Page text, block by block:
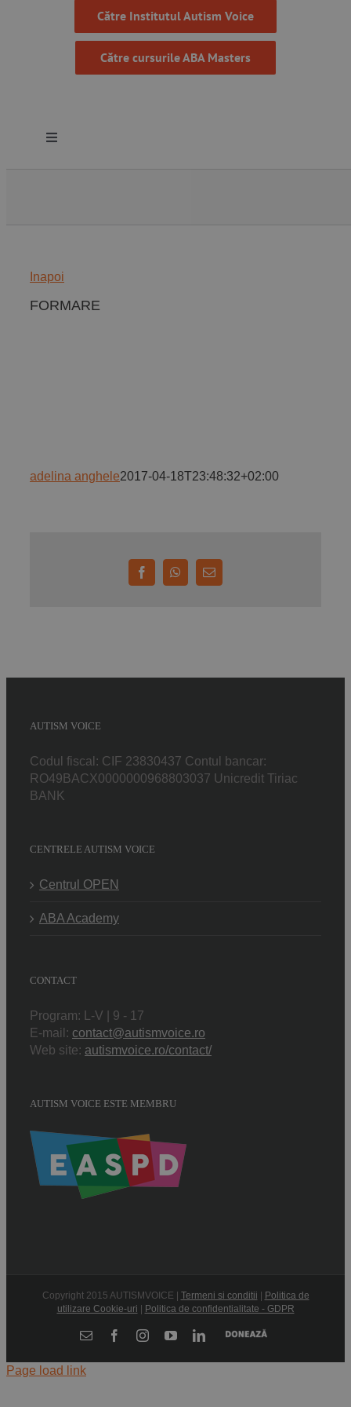
Către Institutul Autism Voice
Către cursurile ABA Masters
Toggle
Programe
Inapoi
FORMARE
adelina anghele2017-04-18T23:48:32+02:00
FacebookWhatsApp
E-
AUTISM VOICE
Codul fiscal: CIF 23830437 Contul bancar:
RO49BACX0000000968803037 Unicredit Tiriac
BANK
CENTRELE AUTISM VOICE
Centrul OPEN
ABA Academy
CONTACT
Program: L-V | 9 - 17
E-mail: contact@autismvoice.ro
Web site: autismvoice.ro/contact/
AUTISM VOICE ESTE MEMBRU
Copyright 2015 AUTISMVOICE | Termeni si conditii | Politica de
utilizare Cookie-uri | Politica de confidentialitate - GDPR
E-
FacebookInstagramYouTubeLinkedIn
Donează
Page load link